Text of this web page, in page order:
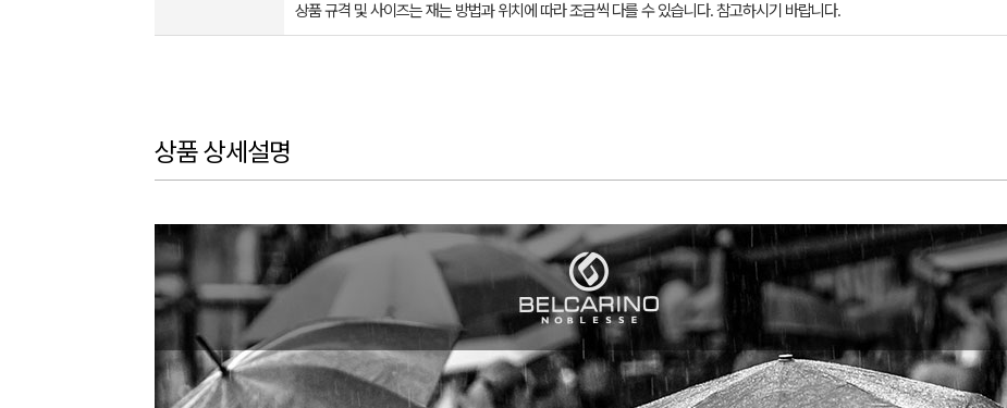
상품 규격 및 사이즈는 재는 방법과 위치에 따라 조금씩 다를 수 있습니다. 참고하시기 바랍니다.
상품 상세설명